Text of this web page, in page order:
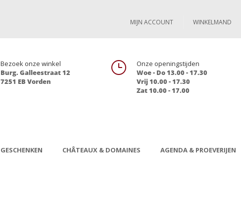
MIJN ACCOUNT WINKELMAND
Bezoek onze winkel
Burg. Galleestraat 12
7251 EB Vorden
}
Onze openingstijden
Woe - Do 13.00 - 17.30
Vrij 10.00 - 17.30
Zat 10.00 - 17.00
GESCHENKEN CHÂTEAUX & DOMAINES AGENDA & PROEVERIJEN